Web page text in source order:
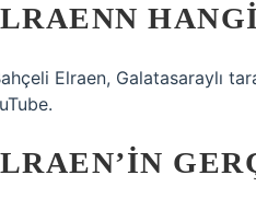
Elraen, Galatasaraylı